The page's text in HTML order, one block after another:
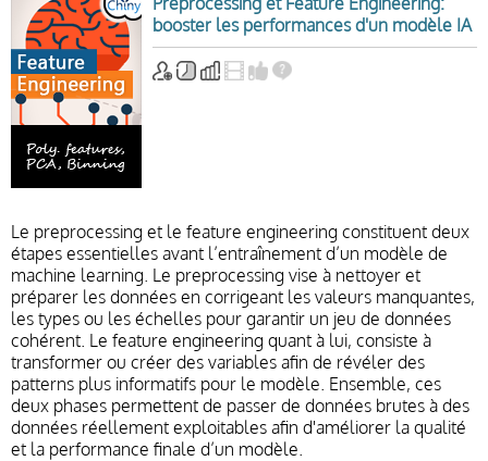
booster les performances d'un modèle IA
Le preprocessing et le feature engineering constituent deux
étapes essentielles avant l’entraînement d’un modèle de
machine learning. Le preprocessing vise à nettoyer et
préparer les données en corrigeant les valeurs manquantes,
les types ou les échelles pour garantir un jeu de données
cohérent. Le feature engineering quant à lui, consiste à
transformer ou créer des variables afin de révéler des
patterns plus informatifs pour le modèle. Ensemble, ces
deux phases permettent de passer de données brutes à des
données réellement exploitables afin d'améliorer la qualité
et la performance finale d’un modèle.